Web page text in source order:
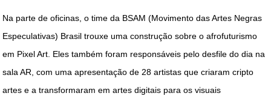
Na parte de oficinas, o time da BSAM (Movimento das Artes Negras
Especulativas) Brasil trouxe uma construção sobre o afrofuturismo
em Pixel Art. Eles também foram responsáveis pelo desfile do dia na
sala AR, com uma apresentação de 28 artistas que criaram cripto
artes e a transformaram em artes digitais para os visuais